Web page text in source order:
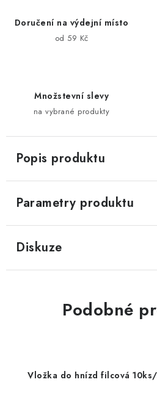
Doručení na výdejní místo
od 59 Kč
Množstevní slevy
na vybrané produkty
Popis produktu
Parametry produktu
Diskuze
Podobné
Vložka do hnízd filcová